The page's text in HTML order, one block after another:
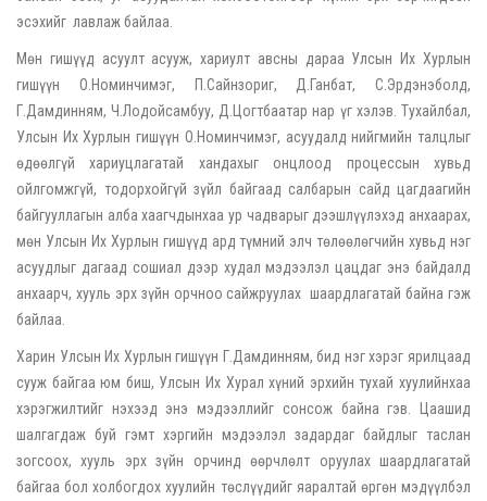
эсэхийг лавлаж байлаа.
Мөн гишүүд асуулт асууж, хариулт авсны дараа Улсын Их Хурлын
гишүүн О.Номинчимэг, П.Сайнзориг, Д.Ганбат, С.Эрдэнэболд,
Г.Дамдинням, Ч.Лодойсамбуу, Д.Цогтбаатар нар үг хэлэв. Тухайлбал,
Улсын Их Хурлын гишүүн О.Номинчимэг, асуудалд нийгмийн талцлыг
өдөөлгүй хариуцлагатай хандахыг онцлоод процессын хувьд
ойлгомжгүй, тодорхойгүй зүйл байгаад салбарын сайд цагдаагийн
байгууллагын алба хаагчдынхаа ур чадварыг дээшлүүлэхэд анхаарах,
мөн Улсын Их Хурлын гишүүд ард түмний элч төлөөлөгчийн хувьд нэг
асуудлыг дагаад сошиал дээр худал мэдээлэл цацдаг энэ байдалд
анхаарч, хууль эрх зүйн орчноо сайжруулах шаардлагатай байна гэж
байлаа.
Харин Улсын Их Хурлын гишүүн Г.Дамдинням, бид нэг хэрэг ярилцаад
сууж байгаа юм биш, Улсын Их Хурал хүний эрхийн тухай хуулийнхаа
хэрэгжилтийг нэхээд энэ мэдээллийг сонсож байна гэв. Цаашид
шалгагдаж буй гэмт хэргийн мэдээлэл задардаг байдлыг таслан
зогсоох, хууль эрх зүйн орчинд өөрчлөлт оруулах шаардлагатай
байгаа бол холбогдох хуулийн төслүүдийг яаралтай өргөн мэдүүлбэл